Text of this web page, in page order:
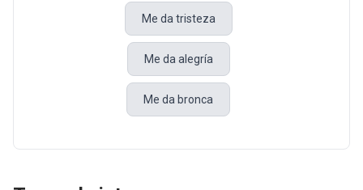
Me da tristeza
Me da alegría
Me da bronca